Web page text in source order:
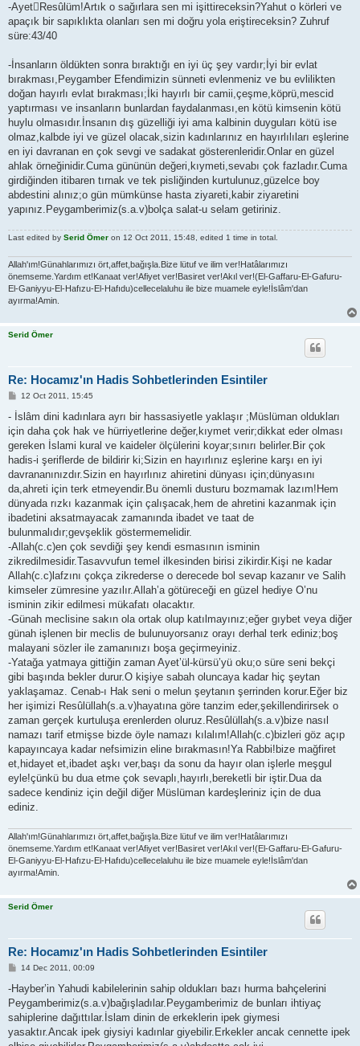
-AyetResûlüm!Artık o sağırlara sen mi işittireceksin?Yahut o körleri ve
apaçık bir sapıklıkta olanları sen mi doğru yola eriştireceksin? Zuhruf
süre:43/40
-İnsanların öldükten sonra bıraktığı en iyi üç şey vardır;İyi bir evlat
bırakması,Peygamber Efendimizin sünneti evlenmeniz ve bu evlilikten
doğan hayırlı evlat bırakması;İki hayırlı bir camii,çeşme,köprü,mescid
yaptırması ve insanların bunlardan faydalanması,en kötü kimsenin kötü
huylu olmasıdır.İnsanın dış güzelliği iyi ama kalbinin duyguları kötü ise
olmaz,kalbde iyi ve güzel olacak,sizin kadınlarınız en hayırlılıları eşlerine
en iyi davranan en çok sevgi ve sadakat gösterenleridir.Onlar en güzel
ahlak örneğinidir.Cuma gününün değeri,kıymeti,sevabı çok fazladır.Cuma
girdiğinden itibaren tırnak ve tek pisliğinden kurtulunuz,güzelce boy
abdestini alınız;o gün mümkünse hasta ziyareti,kabir ziyaretini
yapınız.Peygamberimiz(s.a.v)bolça salat-u selam getiriniz.
Last edited by Serid Ömer on 12 Oct 2011, 15:48, edited 1 time in total.
Allah'ım!Günahlarımızı ört,affet,bağışla.Bize lütuf ve ilim ver!Hatâlarımızı
önemseme.Yardım et!Kanaat ver!Afiyet ver!Basiret ver!Akıl ver!(El-Gaffaru-El-Gafuru-
El-Ganiyyu-El-Hafızu-El-Hafıdu)cellecelaluhu ile bize muamele eyle!İslâm'dan
ayırma!Amin.
Serid Ömer
Re: Hocamız'ın Hadis Sohbetlerinden Esintiler
P
s
12 Oct 2011, 15:45
- İslâm dini kadınlara ayrı bir hassasiyetle yaklaşır ;Müslüman oldukları
için daha çok hak ve hürriyetlerine değer,kıymet verir;dikkat eder olması
gereken İslami kural ve kaideler ölçülerini koyar;sınırı belirler.Bir çok
hadis-i şeriflerde de bildirir ki;Sizin en hayırlınız eşlerine karşı en iyi
davrananınızdır.Sizin en hayırlınız ahiretini dünyası için;dünyasını
da,ahreti için terk etmeyendir.Bu önemli dusturu bozmamak lazım!Hem
dünyada rızkı kazanmak için çalışacak,hem de ahretini kazanmak için
ibadetini aksatmayacak zamanında ibadet ve taat de
bulunmalıdır;gevşeklik göstermemelidir.
-Allah(c.c)en çok sevdiği şey kendi esmasının isminin
zikredilmesidir.Tasavvufun temel ilkesinden birisi zikirdir.Kişi ne kadar
Allah(c.c)lafzını çokça zikrederse o derecede bol sevap kazanır ve Salih
kimseler zümresine yazılır.Allah’a götüreceği en güzel hediye O’nu
isminin zikir edilmesi mükafatı olacaktır.
-Günah meclisine sakın ola ortak olup katılmayınız;eğer gıybet veya diğer
günah işlenen bir meclis de bulunuyorsanız orayı derhal terk ediniz;boş
malayani sözler ile zamanınızı boşa geçirmeyiniz.
-Yatağa yatmaya gittiğin zaman Ayet’ül-kürsü’yü oku;o süre seni bekçi
gibi başında bekler durur.O kişiye sabah oluncaya kadar hiç şeytan
yaklaşamaz. Cenab-ı Hak seni o melun şeytanın şerrinden korur.Eğer biz
her işimizi Resûlüllah(s.a.v)hayatına göre tanzim eder,şekillendirirsek o
zaman gerçek kurtuluşa erenlerden oluruz.Resûlüllah(s.a.v)bize nasıl
namazı tarif etmişse bizde öyle namazı kılalım!Allah(c.c)bizleri göz açıp
kapayıncaya kadar nefsimizin eline bırakmasın!Ya Rabbi!bize mağfiret
et,hidayet et,ibadet aşkı ver,başı da sonu da hayır olan işlerle meşgul
eyle!çünkü bu dua etme çok sevaplı,hayırlı,bereketli bir iştir.Dua da
sadece kendiniz için değil diğer Müslüman kardeşleriniz için de dua
ediniz.
Allah'ım!Günahlarımızı ört,affet,bağışla.Bize lütuf ve ilim ver!Hatâlarımızı
önemseme.Yardım et!Kanaat ver!Afiyet ver!Basiret ver!Akıl ver!(El-Gaffaru-El-Gafuru-
El-Ganiyyu-El-Hafızu-El-Hafıdu)cellecelaluhu ile bize muamele eyle!İslâm'dan
ayırma!Amin.
Serid Ömer
Re: Hocamız'ın Hadis Sohbetlerinden Esintiler
P
s
14 Dec 2011, 00:09
-Hayber’in Yahudi kabilelerinin sahip oldukları bazı hurma bahçelerini
Peygamberimiz(s.a.v)bağışladılar.Peygamberimiz de bunları ihtiyaç
sahiplerine dağıttılar.İslam dinin de erkeklerin ipek giymesi
yasaktır.Ancak ipek giysiyi kadınlar giyebilir.Erkekler ancak cennette ipek